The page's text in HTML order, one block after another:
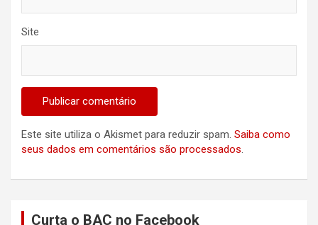
Site
Este site utiliza o Akismet para reduzir spam. Saiba como
seus dados em comentários são processados.
Curta o BAC no Facebook